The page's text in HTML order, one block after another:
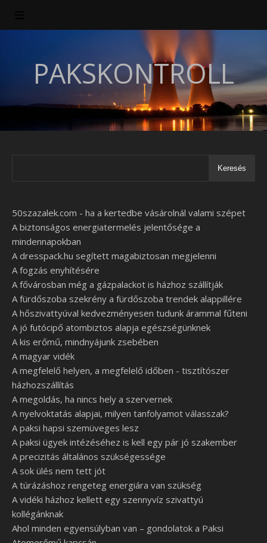
PAKSKONTROLL
Keresés
50szazalek.com - ha a kertedbe vásárolnál valami szépet
A biztonságos energiatermelés jelentősége a
mindennapokban
A dresspack.hu segített magabiztosan megjelenni
A fogzás enyhítésére
A fővárosban még a gázpalackot is házhoz szállítják
A fürdőszoba szekrény a fürdőszoba trendek alappillére
A hőszivattyúval kedvezményesen tudunk árammal fűteni
A jó futócipő atombiztos alapja egészségünknek
A kis erőmű, mindnyájunk zsebében
A magyar vidék
A megfelelő helyen, a megfelelő időben - tisztítószer
házhozszállítás
A megoldás, ha nincs hely a szervernek
A nyelvoktatás alapjai, milyen tanfolyamot válasszak?
A paksi hapsi szemüveges lesz
A paksi ügyek intézéséhez is kell egy pár jó szakember
A precizitás általános szükségessége
A sok ülés nem tett jót
A túrázáshoz rengeteg energiára van szükség
A vidéki házhoz kellett egy szennyvíz szivattyú
kollégánknak
Ahol minden egyensúlyban van – gondolatok a Paksi